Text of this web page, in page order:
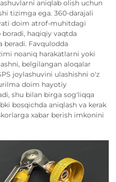
aniqlab olish uchun
tizimga ega. 360-darajali
doim atrof-muhitdagi
haqiqiy vaqtda
Favqulodda
noaniq harakatlarni yoki
belgilangan aloqalar
joylashuvini ulashishni o'z
doim hayotiy
shu bilan birga sog'liqqa
bosqichda aniqlash va kerak
xabar berish imkonini